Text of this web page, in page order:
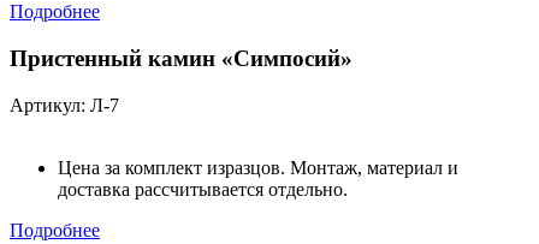
Подробнее
Пристенный камин «Симпосий»
Артикул: Л-7
Цена за комплект изразцов. Монтаж, материал и
доставка рассчитывается отдельно.
Подробнее